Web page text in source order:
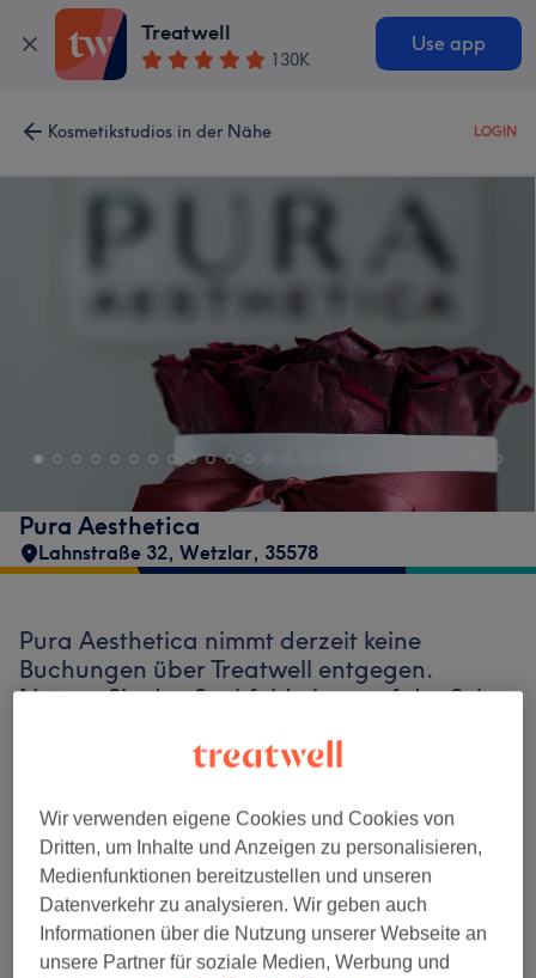
Treatwell
130K
Use app
Kosmetikstudios in der Nähe LOGIN
Pura Aesthetica
Lahnstraße 32, Wetzlar, 35578
Pura Aesthetica nimmt derzeit keine
Buchungen über Treatwell entgegen.
Nutzen Sie das Suchfeld oben auf der Seite,
Dort warten viele erstklassige Profis
Finde die besten Salons in deiner Nähe
Wir verwenden eigene Cookies und Cookies von
Dritten, um Inhalte und Anzeigen zu personalisieren,
Medienfunktionen bereitzustellen und unseren
Datenverkehr zu analysieren. Wir geben auch
Informationen über die Nutzung unserer Webseite an
unsere Partner für soziale Medien, Werbung und